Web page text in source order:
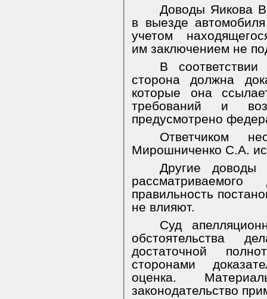
Доводы Яикова
в выезде
учетом
им заключением не
В
сторона должна
которые она
требований и
предусмотрено
Ответчиком
Мирошниченко С.А.
Другие доводы
правильность
не влияют.
Суд
обстоятельства
достаточной
сторонами
оценка.
законодательство